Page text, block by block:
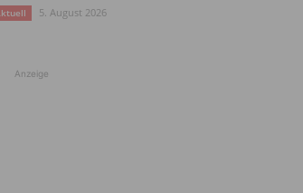
5. August 2026
Anzeige